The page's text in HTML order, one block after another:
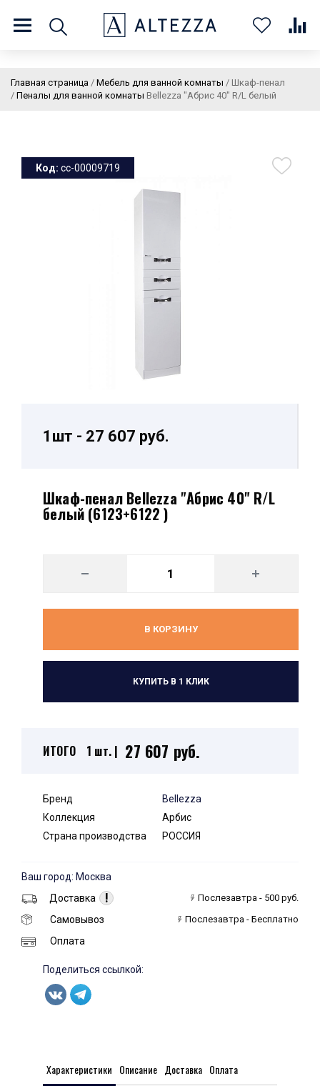
8 (800) 201 60 03 9:00 - 21:00 ПН-ВС
КонтактыКолеровка
Главная страница / Мебель для ванной комнаты
/ Пеналы для ванной комнаты
/ Шкаф-пенал
Bellezza "Абрис 40" R/L белый
Код: cc-00009719
1шт - 27 607 руб.
Шкаф-пенал Bellezza "Абрис 40" R/L
белый (6123+6122 )
В КОРЗИНУ
КУПИТЬ В 1 КЛИК
ИТОГО 1 шт. | 27 607 руб.
Бренд
Bellezza
Коллекция
Арбис
Страна производства
РОССИЯ
Ваш город: Москва
Доставка
! Послезавтра - 500 руб.
Самовывоз Послезавтра - Бесплатно
Оплата
Поделиться ссылкой:
Характеристики Описание Доставка Оплата